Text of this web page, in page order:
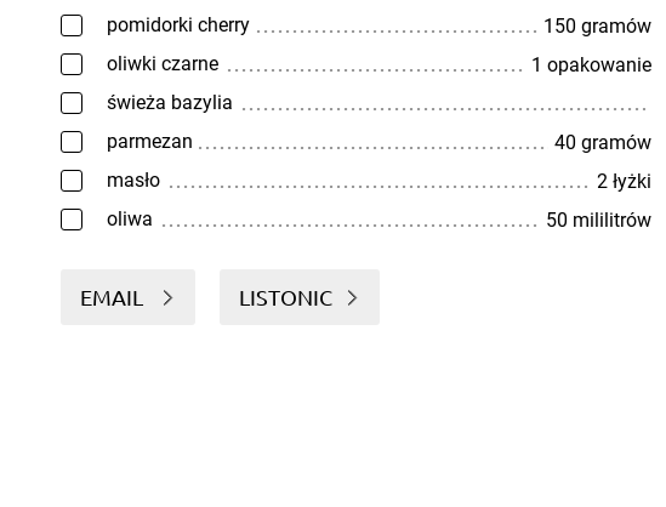
pomidorki cherry
150 gramów
oliwki czarne
1 opakowanie
świeża bazylia
parmezan
40 gramów
masło
2 łyżki
oliwa
50 mililitrów
EMAIL LISTONIC